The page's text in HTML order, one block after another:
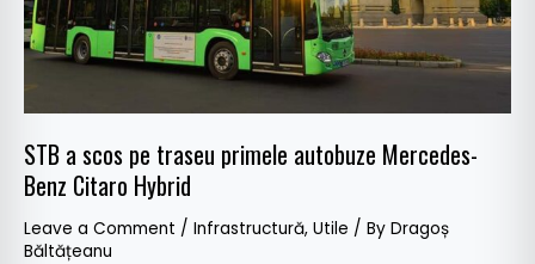
STB a scos pe traseu primele autobuze Mercedes-
Benz Citaro Hybrid
Leave a Comment / Infrastructură, Utile / By Dragoș
Băltățeanu
Mercedes-
Benz
Citaro